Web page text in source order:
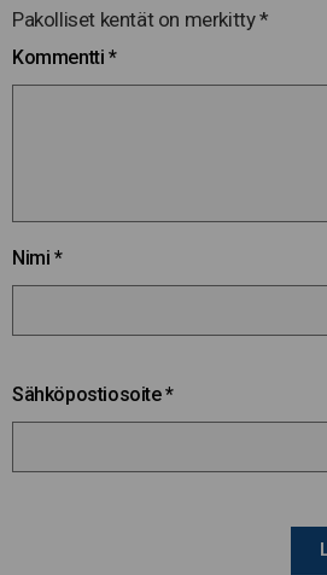
Pakolliset kentät on merkitty*
Kommentti *
Nimi *
Sähköpostiosoite*